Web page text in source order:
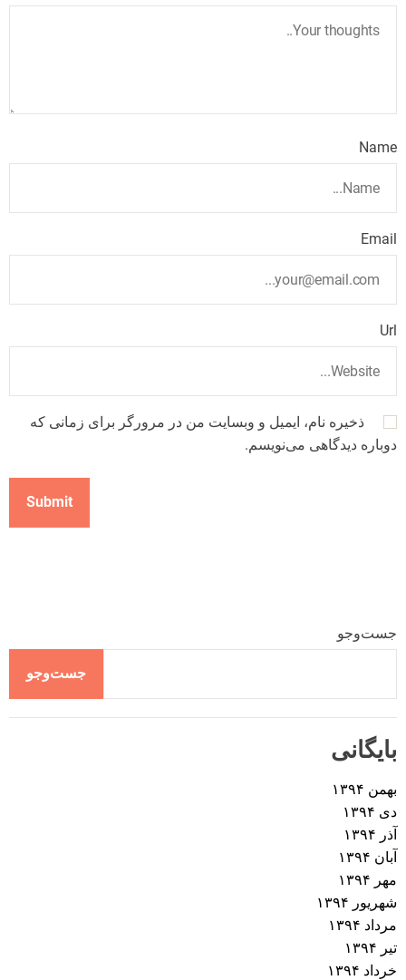
Name
Email
Url
ذخیره نام، ایمیل و وبسایت من در مرورگر برای زمانی که
دوباره دیدگاهی می‌نویسم.
جست‌وجو
جست‌وجو
بایگانی
بهمن ۱۳۹۴
دی ۱۳۹۴
آذر ۱۳۹۴
آبان ۱۳۹۴
مهر ۱۳۹۴
شهریور ۱۳۹۴
مرداد ۱۳۹۴
تیر ۱۳۹۴
خرداد ۱۳۹۴